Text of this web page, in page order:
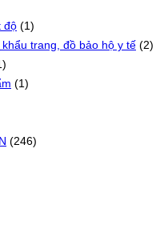
độ (1)
trang, đồ bảo hộ y tế (2)
(1)
(246)